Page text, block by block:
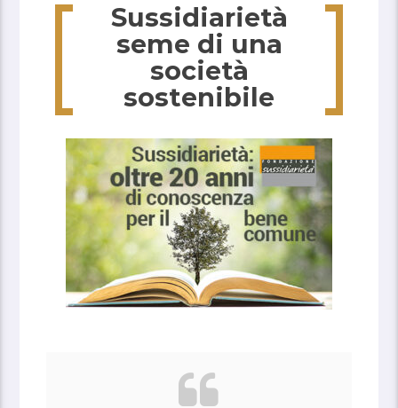
Sussidiarietà
seme di una
società
sostenibile